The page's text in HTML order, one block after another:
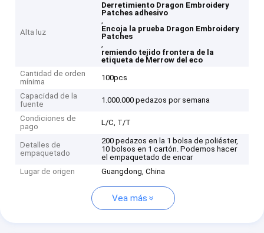
Alta luz
Derretimiento Dragon Embroidery
Patches adhesivo
,
Encoja la prueba Dragon Embroidery
Patches
,
remiendo tejido frontera de la
etiqueta de Merrow del eco
Cantidad de orden
mínima
100pcs
Capacidad de la
fuente
1.000.000 pedazos por semana
Condiciones de
pago
L/C, T/T
Detalles de
empaquetado
200 pedazos en la 1 bolsa de poliéster,
10 bolsos en 1 cartón. Podemos hacer
el empaquetado de encar
Lugar de origen
Guangdong, China
Vea más